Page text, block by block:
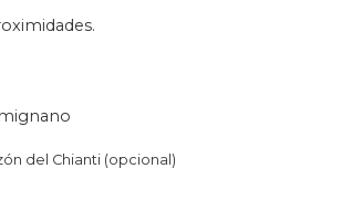
del Chianti (opcional)